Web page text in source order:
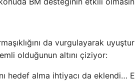
da vurgulayarak
olduğunun altını çiziyor:
hedef alma ihtiyacı da eklendi…